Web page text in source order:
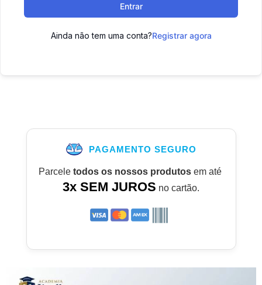
Entrar
Ainda não tem uma conta?Registrar agora
PAGAMENTO SEGURO
Parcele todos os nossos produtosem até
3x SEM JUROS no cartão.